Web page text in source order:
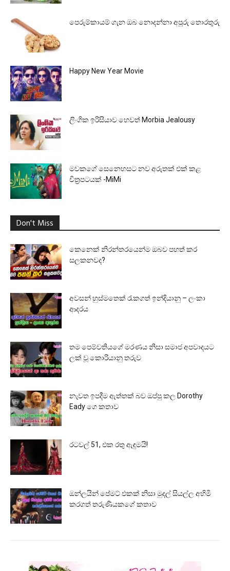
පෙරුම්කායම් ගැන ඔබ නොදන්නා අපූරු තොරතුරු
Happy New Year Movie
ලිංගික ඉරිසියාව හෙවත් Morbia Jealousy
මවකගේ සෙනෙහසට නව අරුතක් එක් කළ
චිත්‍රපටයක් -MiMi
Don't Miss
කෙනෙක් නිරන්තරයෙන්ම ඔබව පහත් කර
සලකනවද?
අවසන් හුස්මතෙක් රැකගත් ඉන්දියානු – ලංකා
ආදරය
තම පෙම්වතියගේ මරණය නිසා සමාජ අපවාදයට
ලක් වූ කොරියානු තරුව
නැවත ඉපදීම ඇත්තක් බව ඔප්පු කල Dorothy
Eady ගෙ කතාව
රටවල් 51, එක රතු ඇඳුමයි!
ඔන්ලයින් පේමට් එකක් නිසා මුදල් සියල්ල අහිමි
කරගත් තරුණියකගේ කතාව